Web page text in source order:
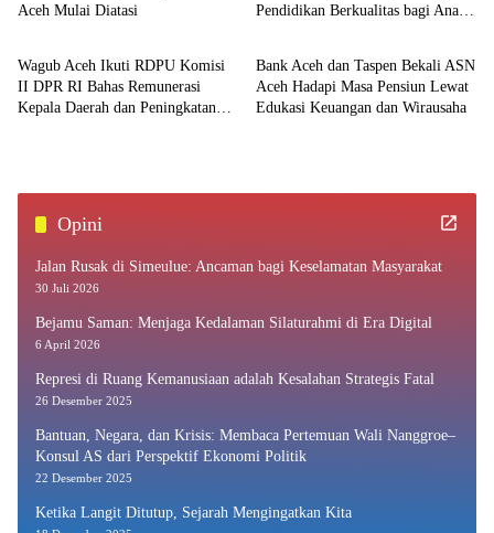
Aceh Mulai Diatasi
Pendidikan Berkualitas bagi Anak
Nasional
Wagub Aceh Ikuti RDPU Komisi
II DPR RI Bahas Remunerasi
Kepala Daerah dan Peningkatan
Ekonomi
Bank Aceh dan Taspen Bekali ASN
Aceh Hadapi Masa Pensiun Lewat
Edukasi Keuangan dan Wirausaha
Opini
Jalan Rusak di Simeulue: Ancaman bagi Keselamatan Masyarakat
30 Juli 2026
Bejamu Saman: Menjaga Kedalaman Silaturahmi di Era Digital
6 April 2026
Represi di Ruang Kemanusiaan adalah Kesalahan Strategis Fatal
26 Desember 2025
Bantuan, Negara, dan Krisis: Membaca Pertemuan Wali Nanggroe–
Konsul AS dari Perspektif Ekonomi Politik
22 Desember 2025
Ketika Langit Ditutup, Sejarah Mengingatkan Kita